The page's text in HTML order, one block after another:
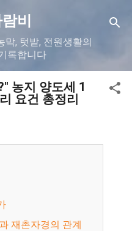
건너뛰기
비
막, 텃밭, 전원생활의
록합니다
농지 양도세 1
요건 총정리
재촌자경의 관계